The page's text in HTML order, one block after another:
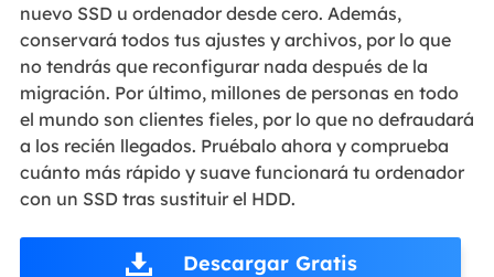
nuevo SSD u ordenador desde cero. Además,
conservará todos tus ajustes y archivos, por lo que
no tendrás que reconfigurar nada después de la
migración. Por último, millones de personas en todo
el mundo son clientes fieles, por lo que no defraudará
a los recién llegados. Pruébalo ahora y comprueba
cuánto más rápido y suave funcionará tu ordenador
con un SSD tras sustituir el HDD.
Descargar Gratis